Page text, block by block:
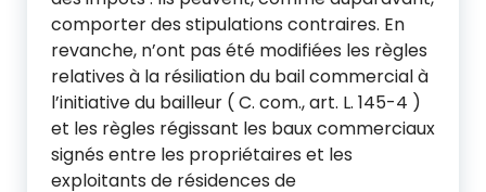
comporter des stipulations contraires. En
revanche, n’ont pas été modifiées les règles
relatives à la résiliation du bail commercial à
l’initiative du bailleur ( C. com., art. L. 145-4 )
et les règles régissant les baux commerciaux
signés entre les propriétaires et les
exploitants de résidences de